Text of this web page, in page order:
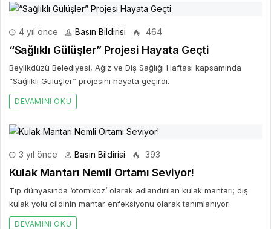
4 yıl önce Basın Bildirisi 464
“Sağlıklı Gülüşler” Projesi Hayata Geçti
Beylikdüzü Belediyesi, Ağız ve Diş Sağlığı Haftası kapsamında
“Sağlıklı Gülüşler” projesini hayata geçirdi.
DEVAMINI OKU
3 yıl önce Basın Bildirisi 393
Kulak Mantarı Nemli Ortamı Seviyor!
Tıp dünyasında ‘otomikoz’ olarak adlandırılan kulak mantarı; dış
kulak yolu cildinin mantar enfeksiyonu olarak tanımlanıyor.
DEVAMINI OKU